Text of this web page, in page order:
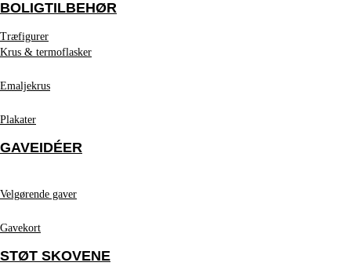
BOLIGTILBEHØR
Træfigurer
Krus & termoflasker
Emaljekrus
Plakater
GAVEIDÉER
Velgørende gaver
Gavekort
STØT SKOVENE